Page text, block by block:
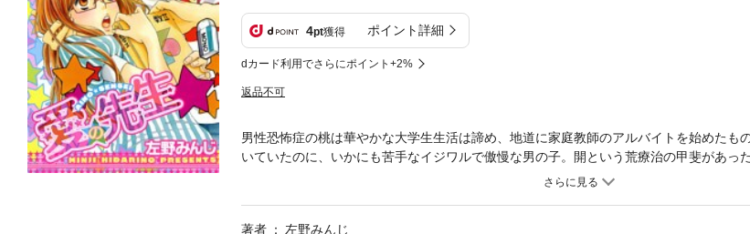
4pt獲得 ポイント詳細
dカード利用でさらにポイント+2%
返品不可
男性恐怖症の桃は華やかな大学生生活は諦め、地道に家庭教師のアルバイトを始めたも
いていたのに、いかにも苦手なイジワルで傲慢な男の子。開という荒療治の甲斐があっ
とも会話ができるようになって桃の学生生活が少しずつ華やぎ始める。しかし、“練習台
著者
左野みんじ